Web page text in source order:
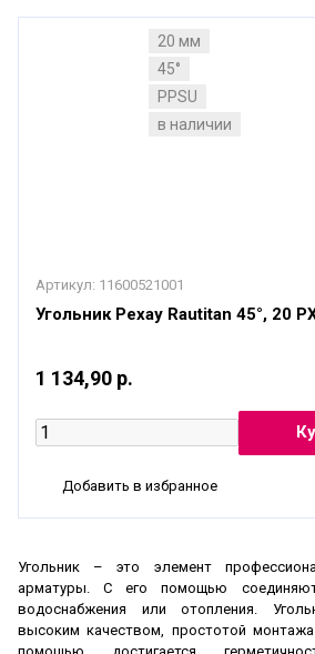
20 мм
45°
PPSU
в наличии
Артикул: 11600521001
Угольник Рехау Rautitan 45°, 20
1 134,90 р.
Добавить в избранное
Угольник – это элемент
арматуры. С его помощью
водоснабжения или отопления.
высоким качеством, простотой